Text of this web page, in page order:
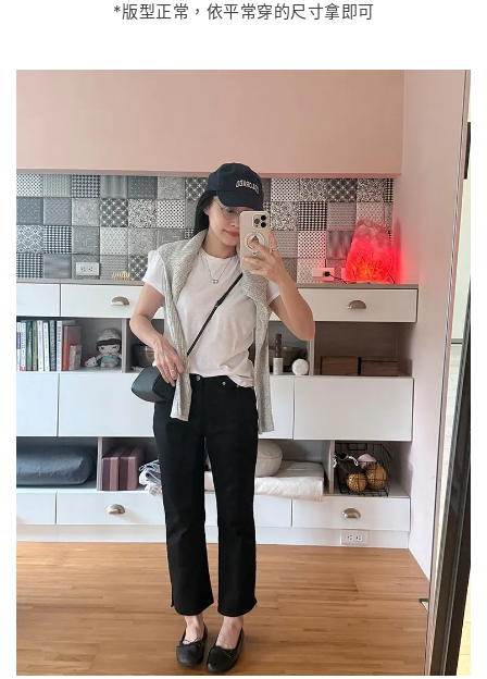
*版型正常，依平常穿的尺寸拿即可